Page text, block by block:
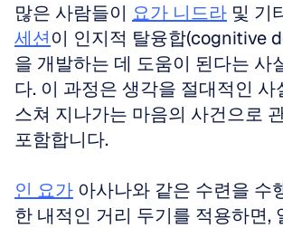
많은 사람들이 요가 니드라 및 기
세션이 인지적 탈융합(cognitive
을 개발하는 데 도움이 된다는 사
다. 이 과정은 생각을 절대적인 사
스쳐 지나가는 마음의 사건으로
포함합니다.
인 요가 아사나와 같은 수련을 수
한 내적인 거리 두기를 적용하면,